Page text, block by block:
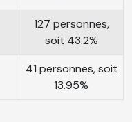
127 personnes,
soit 43.2%
41 personnes, soit
13.95%